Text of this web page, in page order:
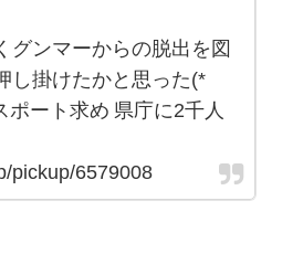
グンマーからの脱出を図
し掛けたかと思った(*
ート求め 県庁に2千人
pickup/6579008